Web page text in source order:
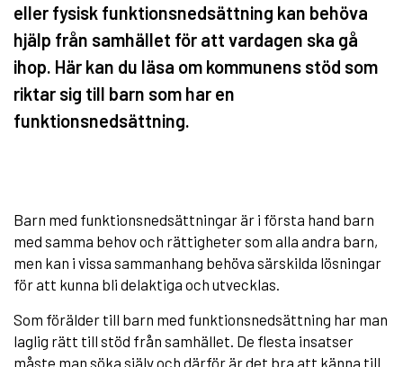
eller fysisk funktionsnedsättning kan behöva
hjälp från samhället för att vardagen ska gå
ihop. Här kan du läsa om kommunens stöd som
riktar sig till barn som har en
funktionsnedsättning.
Barn med funktionsnedsättningar är i första hand barn
med samma behov och rättigheter som alla andra barn,
men kan i vissa sammanhang behöva särskilda lösningar
för att kunna bli delaktiga och utvecklas.
Som förälder till barn med funktionsnedsättning har man
laglig rätt till stöd från samhället. De flesta insatser
måste man söka själv och därför är det bra att känna till